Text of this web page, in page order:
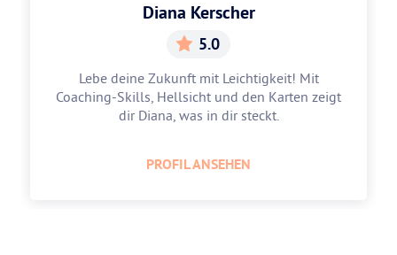
Diana Kerscher
5.0
Lebe deine Zukunft mit Leichtigkeit! Mit
Coaching-Skills, Hellsicht und den Karten zeigt
dir Diana, was in dir steckt.
PROFIL ANSEHEN